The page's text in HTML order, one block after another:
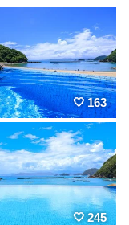
163
245